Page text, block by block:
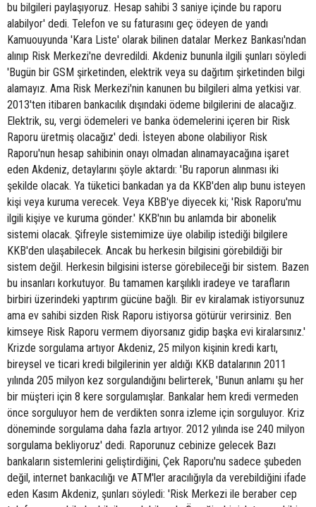
bu bilgileri paylaşıyoruz. Hesap sahibi 3 saniye içinde bu raporu
alabilyor' dedi. Telefon ve su faturasını geç ödeyen de yandı
Kamuouyunda 'Kara Liste' olarak bilinen datalar Merkez Bankası'ndan
alınıp Risk Merkezi'ne devredildi. Akdeniz bununla ilgili şunları söyledi
'Bugün bir GSM şirketinden, elektrik veya su dağıtım şirketinden bilgi
alamayız. Ama Risk Merkezi'nin kanunen bu bilgileri alma yetkisi var.
2013'ten itibaren bankacılık dışındaki ödeme bilgilerini de alacağız.
Elektrik, su, vergi ödemeleri ve banka ödemelerini içeren bir Risk
Raporu üretmiş olacağız' dedi. İsteyen abone olabiliyor Risk
Raporu'nun hesap sahibinin onayı olmadan alınamayacağına işaret
eden Akdeniz, detaylarını şöyle aktardı: 'Bu raporun alınması iki
şekilde olacak. Ya tüketici bankadan ya da KKB'den alıp bunu isteyen
kişi veya kuruma verecek. Veya KBB'ye diyecek ki; 'Risk Raporu'mu
ilgili kişiye ve kuruma gönder.' KKB'nın bu anlamda bir abonelik
sistemi olacak. Şifreyle sistemimize üye olabilip istediği bilgilere
KKB'den ulaşabilecek. Ancak bu herkesin bilgisini görebildiği bir
sistem değil. Herkesin bilgisini isterse görebileceği bir sistem. Bazen
bu insanları korkutuyor. Bu tamamen karşılıklı iradeye ve tarafların
birbiri üzerindeki yaptırım gücüne bağlı. Bir ev kiralamak istiyorsunuz
ama ev sahibi sizden Risk Raporu istiyorsa götürür verirsiniz. Ben
kimseye Risk Raporu vermem diyorsanız gidip başka evi kiralarsınız.'
Krizde sorgulama artıyor Akdeniz, 25 milyon kişinin kredi kartı,
bireysel ve ticari kredi bilgilerinin yer aldığı KKB datalarının 2011
yılında 205 milyon kez sorgulandığını belirterek, 'Bunun anlamı şu her
bir müşteri için 8 kere sorgulamışlar. Bankalar hem kredi vermeden
önce sorguluyor hem de verdikten sonra izleme için sorguluyor. Kriz
döneminde sorgulama daha fazla artıyor. 2012 yılında ise 240 milyon
sorgulama bekliyoruz' dedi. Raporunuz cebinize gelecek Bazı
bankaların sistemlerini geliştirdiğini, Çek Raporu'nu sadece şubeden
değil, internet bankacılığı ve ATM'ler aracılığıyla da verebildiğini ifade
eden Kasım Akdeniz, şunları söyledi: 'Risk Merkezi ile beraber cep